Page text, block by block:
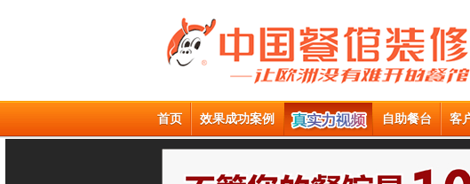
首页 效果成功案例 自助餐台 客